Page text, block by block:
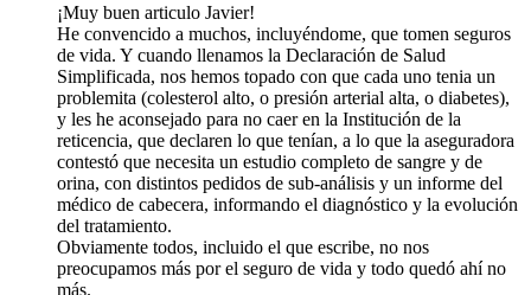
¡Muy buen articulo Javier!
He convencido a muchos, incluyéndome, que tomen seguros
de vida. Y cuando llenamos la Declaración de Salud
Simplificada, nos hemos topado con que cada uno tenia un
problemita (colesterol alto, o presión arterial alta, o diabetes),
y les he aconsejado para no caer en la Institución de la
reticencia, que declaren lo que tenían, a lo que la aseguradora
contestó que necesita un estudio completo de sangre y de
orina, con distintos pedidos de sub-análisis y un informe del
médico de cabecera, informando el diagnóstico y la evolución
del tratamiento.
Obviamente todos, incluido el que escribe, no nos
preocupamos más por el seguro de vida y todo quedó ahí no
más.